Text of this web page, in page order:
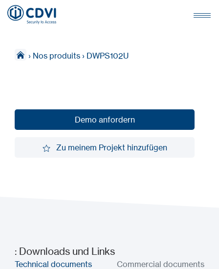
› Nos produits › DWPS102U
Demo anfordern
Zu meinem Projekt hinzufügen
: Downloads und Links
Technical documents Commercial documents